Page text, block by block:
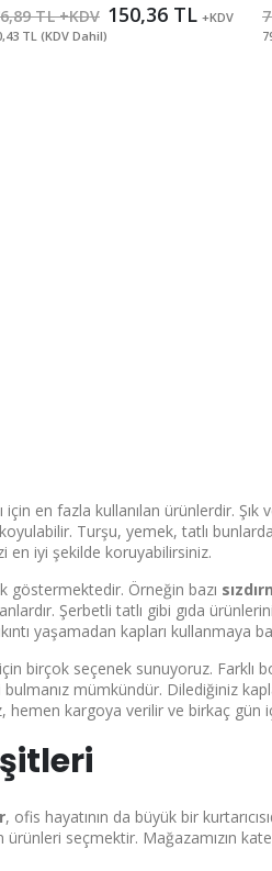
TL +KDV 150,36 TL +KDV
TL (KDV Dahil)
en fazla kullanılan ürünlerdir.
Turşu, yemek, tatlı
en iyi şekilde koruyabilirsiniz.
göstermektedir. Örneğin bazı
Şerbetli tatlı gibi gıda
yaşamadan kapları kullanmaya
için birçok seçenek sunuyoruz. Farklı
mümkündür. Dilediğiniz
hemen kargoya verilir ve birkaç
, ofis hayatının da büyük bir
seçmektir. Mağazamızın